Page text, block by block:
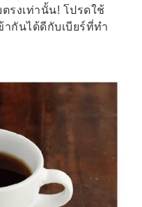
รงเท่านั้น! โปรดใช้
ากันได้ดีกับเบียร์ที่ทำ